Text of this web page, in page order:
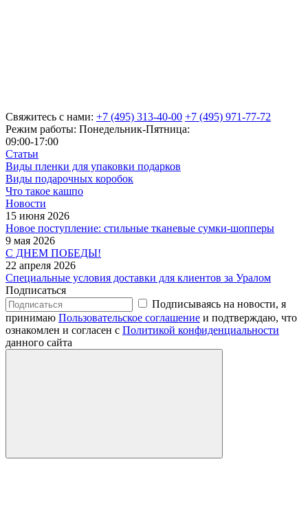
Свяжитесь с нами: +7 (495) 313-40-00 +7 (495) 971-77-72
Режим работы: Понедельник-Пятница:
09:00-17:00
Статьи
Виды пленки для упаковки подарков
Виды подарочных коробок
Что такое кашпо
Новости
15 июня 2026
Новое поступление: стильные тканевые сумки-шопперы
9 мая 2026
С ДНЕМ ПОБЕДЫ!
22 апреля 2026
Специальные условия доставки для клиентов за Уралом
Подписаться
Подписываясь на новости, я
принимаю Пользовательское соглашение и подтверждаю, что
ознакомлен и согласен с Политикой конфиденциальности
данного сайта